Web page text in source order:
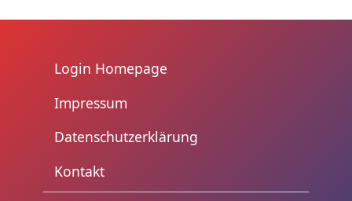
Login Homepage
Impressum
Datenschutzerklärung
Kontakt